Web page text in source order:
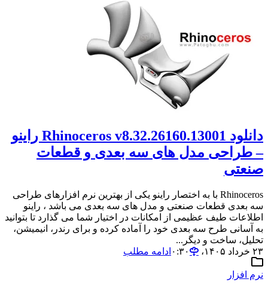
دانلود Rhinoceros v8.32.26160.13001 راینو
– طراحی مدل های سه بعدی و قطعات
صنعتی
Rhinoceros با به اختصار راینو یکی از بهترین نرم افزارهای طراحی
سه بعدی قطعات صنعتی و مدل های سه بعدی می باشد ، راینو
اطلاعات طیف عظیمی از امکانات در اختیار شما می گذارد تا بتوانید
به آسانی طرح سه بعدی خود را آماده کرده و برای رندر، انیمیشن،
تحلیل، ساخت و دیگر...
۲۳ خرداد ۱۴۰۵،‏ ۰:۳۰
ادامه مطلب
نرم افزار